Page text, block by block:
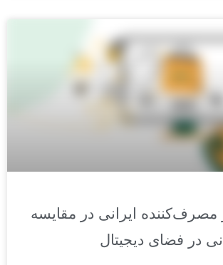
مصرف‌کننده ایرانی در مقایسه
در فضای دیجیتال